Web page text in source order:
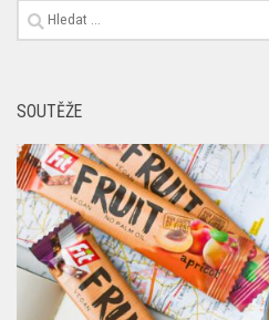
Vyhledávání
SOUTĚŽE